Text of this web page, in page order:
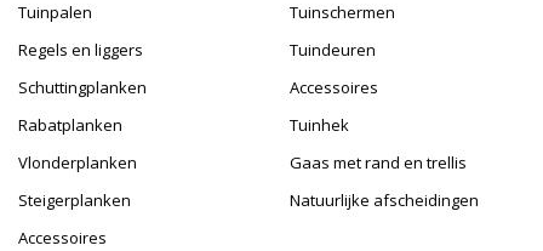
Tuinpalen
Regels en liggers
Schuttingplanken
Rabatplanken
Vlonderplanken
Steigerplanken
Accessoires
Tuinschermen
Tuindeuren
Accessoires
Tuinhek
Gaas met rand en trellis
Natuurlijke afscheidingen